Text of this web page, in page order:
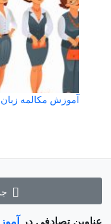
عناوین تصادفی در
آموزش مکالمه